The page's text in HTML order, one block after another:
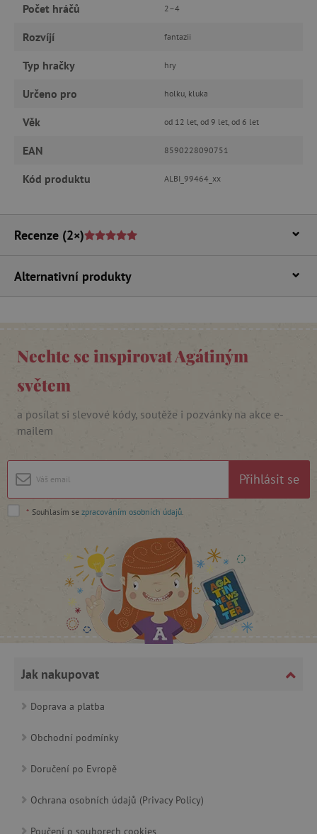
Počet hráčů 2–4
Rozvíjí fantazii
Typ hračky hry
Určeno pro holku, kluka
Věk od 12 let, od 9 let, od 6 let
EAN 8590228090751
Kód produktu ALBI_99464_xx
Recenze (2×)
Alternativní produkty
Nechte se inspirovat Agátiným
světem
a posílat si slevové kódy, soutěže i pozvánky na akce e-
mailem
Přihlásit se
* Souhlasím se zpracováním osobních údajů
Jak nakupovat
Doprava a platba
Obchodní podmínky
Doručení po Evropě
Ochrana osobních údajů (Privacy Policy)
Poučení o souborech cookies
Funkční soubory
Nezbytně nutné soubory cookie umožňují
přihlášení uživatele a správa účtu. Webové
stránky nelze bez nezbytně nutných souborů
Doména
_lb_ccc .agatinsvet.cz
cjConsent
CookieScriptConsent
CookieScript
www.agatinsvet.cz
PHPSESSID
Google Privacy Policy